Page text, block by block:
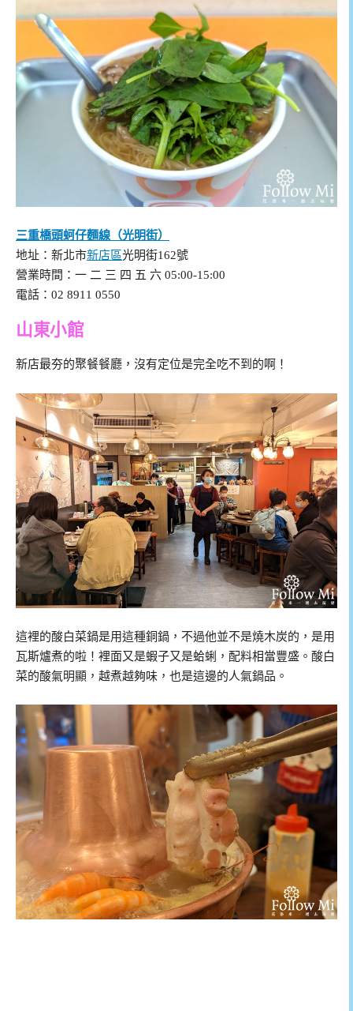
三重橋頭蚵仔麵線（光明街）
地址：新北市新店區光明街162號
營業時間：一 二 三 四 五 六 05:00-15:00
電話：02 8911 0550
山東小館
新店最夯的聚餐餐廳，沒有定位是完全吃不到的啊！
這裡的酸白菜鍋是用這種銅鍋，不過他並不是燒木炭的，是用
瓦斯爐煮的啦！裡面又是蝦子又是蛤蜊，配料相當豐盛。酸白
菜的酸氣明顯，越煮越夠味，也是這邊的人氣鍋品。